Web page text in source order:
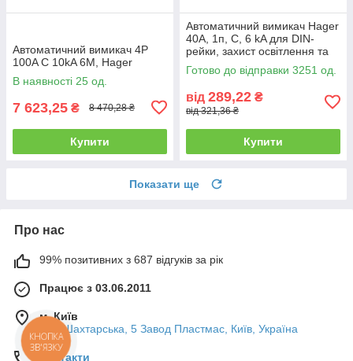
Автоматичний вимикач 4P
100A C 10kA 6M, Hager
В наявності 25 од.
7 623,25 ₴ 8 470,28 ₴
Купити
Автоматичний вимикач Hager
40А, 1п, С, 6 kA для DIN-
рейки, захист освітлення та
електродвигунів
Готово до відправки 3251 од.
від 289,22 ₴
від 321,36 ₴
Купити
Показати ще
Про нас
99% позитивних з 687 відгуків за рік
Працює з 03.06.2011
м. Київ
вул. Шахтарська, 5 Завод Пластмас, Київ, Україна
Контакти
КНОПКА
ЗВ'ЯЗКУ